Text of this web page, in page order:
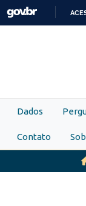
Skip to main content
Dados
Contato